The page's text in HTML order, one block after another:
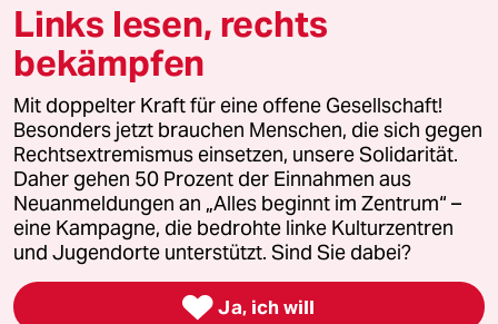
© 2026 taz Verlags und Vertriebs GmbH
Alle Rechte vorbehalten. Bei rechtlichen Fragen oder für Genehmigungen
wenden Sie sich bitte an lizenzen@taz.de
Feedback Redaktionsstatut Kommune-Richtlinien
Leitlinie Informant Datenschutz Impressum AGB
Seitenwende Einwilligungen widerrufen (Ads)
Links lesen, rechts
bekämpfen
Mit doppelter Kraft für eine offene Gesellschaft!
Besonders jetzt brauchen Menschen, die sich gegen
Rechtsextremismus einsetzen, unsere Solidarität.
Daher gehen 50 Prozent der Einnahmen aus
Neuanmeldungen an „Alles beginnt im Zentrum“ –
eine Kampagne, die bedrohte linke Kulturzentren
und Jugendorte unterstützt. Sind Sie dabei?
 Ja, ich will